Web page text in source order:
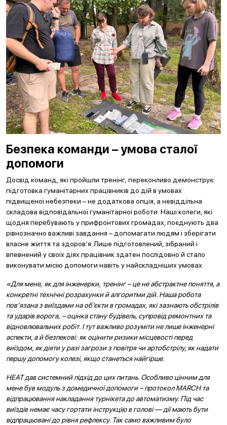
Безпека команди – умова сталої
допомоги
Досвід команд, які пройшли тренінг, переконливо демонструє:
підготовка гуманітарних працівників до дій в умовах
підвищеної небезпеки – не додаткова опція, а невіддільна
складова відповідальної гуманітарної роботи. Наші колеги, які
щодня перебувають у прифронтових громадах, поєднують два
рівнозначно важливі завдання – допомагати людям і зберігати
власне життя та здоров’я. Лише підготовлений, зібраний і
впевнений у своїх діях працівник здатен послідовно й стало
виконувати місію допомоги навіть у найскладніших умовах.
«Для мене, як для інженерки, тренінг – це не абстрактне поняття, а
конкретні технічні розрахунки й алгоритми дій. Наша робота
пов’язана з виїздами на об’єкти в громадах, які зазнають обстрілів
та ударів ворога, – оцінка стану будівель, супровід ремонтних та
відновлювальних робіт. І тут важливо розуміти не лише інженерні
аспекти, а й безпекові: як оцінити ризики місцевості перед
виїздом, як діяти у разі загрози з повітря чи артобстрілу, як надати
першу допомогу колезі, якщо станеться найгірше.
HEATдав системний підхід до цих питань. Особливо цінним для
мене був модуль з домедичної допомоги – протокол MARCH та
відпрацювання накладання турнікета до автоматизму. Під час
виїздів немає часу гортати інструкцію в голові — дії мають бути
відпрацьовані до рівня рефлексу. Так само важливим було